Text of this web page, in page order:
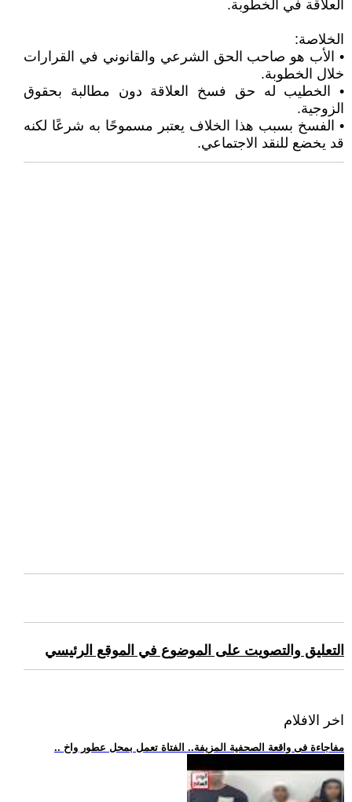
العلاقة في الخطوبة.
الخلاصة:
• الأب هو صاحب الحق الشرعي والقانوني في القرارات
خلال الخطوبة.
• الخطيب له حق فسخ العلاقة دون مطالبة بحقوق
الزوجية.
• الفسخ بسبب هذا الخلاف يعتبر مسموحًا به شرعًا لكنه
قد يخضع للنقد الاجتماعي.
التعليق والتصويت على الموضوع في الموقع الرئيسي
اخر الافلام
.. مفاجاءة فى واقعة الصحفية المزيفة.. الفتاة تعمل بمحل عطور واخ